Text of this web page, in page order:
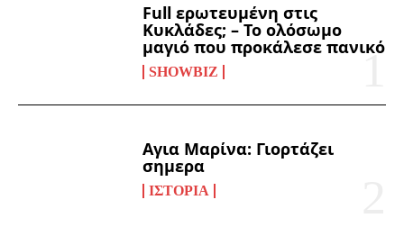
Full ερωτευμένη στις
Κυκλάδες; – Το ολόσωμο
μαγιό που προκάλεσε πανικό
SHOWBIZ
Αγια Μαρίνα: Γιορτάζει
σημερα
ΙΣΤΟΡΊΑ